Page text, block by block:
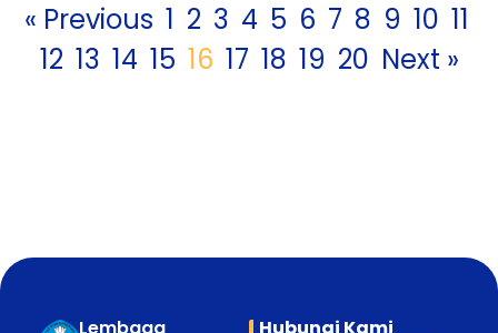
« Previous 1 2 3 4 5 6 7 8 9 10 11
12 13 14 15 16 17 18 19 20 Next »
Lembaga Hubungi Kami